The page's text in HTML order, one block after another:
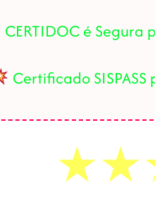
CERTIDOC é Segura
Certificado